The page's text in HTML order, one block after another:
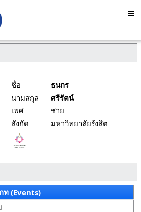
ชื่อ
ธนกร
นามสกุล
ศรีรัตน์
เพศ
ชาย
สังกัด
มหาวิทยาลัยรังสิต
ท (Events)